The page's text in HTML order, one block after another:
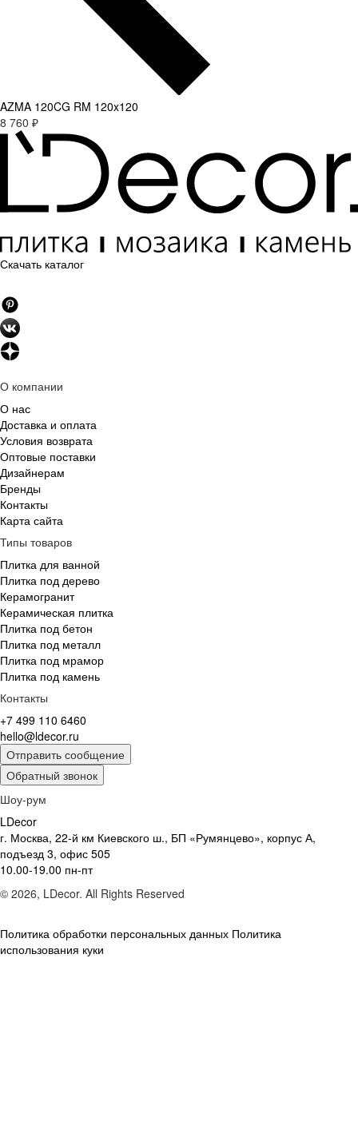
AZMA 120CG RM 120x120
8 760 ₽
Скачать каталог
О компании
О нас
Доставка и оплата
Условия возврата
Оптовые поставки
Дизайнерам
Бренды
Контакты
Карта сайта
Типы товаров
Плитка для ванной
Плитка под дерево
Керамогранит
Керамическая плитка
Плитка под бетон
Плитка под металл
Плитка под мрамор
Плитка под камень
Контакты
+7 499 110 6460
hello@ldecor.ru
Отправить сообщение
Обратный звонок
Шоу-рум
LDecor
г. Москва, 22-й км Киевского ш., БП «Румянцево», корпус А,
подъезд 3, офис 505
10.00-19.00 пн-пт
© 2026, LDecor. All Rights Reserved
Политика обработки персональных данных Политика
использования куки